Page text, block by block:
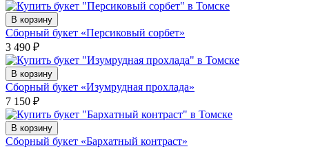
В корзину
Сборный букет «Персиковый сорбет»
3 490 ₽
В корзину
Сборный букет «Изумрудная прохлада»
7 150 ₽
В корзину
Сборный букет «Бархатный контраст»